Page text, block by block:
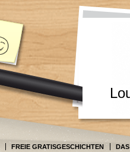
FREIE GRATISGESCHICHTEN